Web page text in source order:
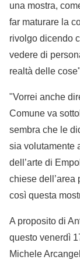
una mostra,
far maturare la
rivolgo dicendo
vedere di
realtà delle
"Vorrei anche
Comune va
sembra che le
sia volutamente
dell’arte di
chiese dell’area
così questa
A proposito di
questo venerdì
Michele